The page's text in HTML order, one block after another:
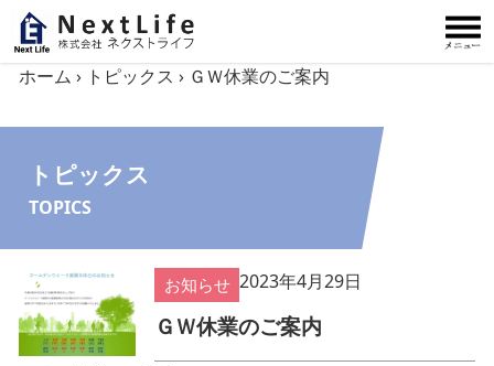
内容をスキップ
ホーム › トピックス › ＧＷ休業のご案内
トピックス
TOPICS
お知らせ 2023年4月29日
ＧＷ休業のご案内